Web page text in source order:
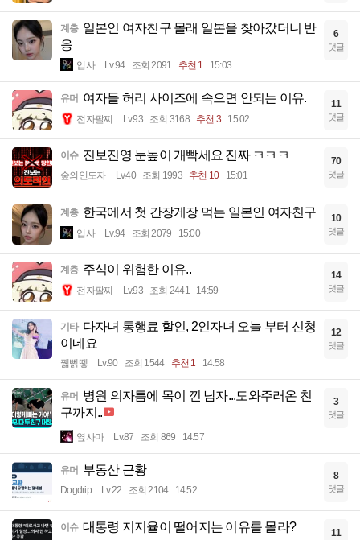
계층 일본인 여자친구 몰래 일본을 찾아갔더니 반
응
입사 Lv.94 조회 2091 추천 1 15:03
6
댓글
유머 여자들 허리 사이즈에 속으면 안되는 이유.
전자팔찌 Lv.93 조회 3168 추천 3 15:02
11
댓글
이슈 진보진영 눈높이 개빡세요 진짜 ㅋㅋㅋ
숲의인도자 Lv.40 조회 1993 추천 10 15:01
70
댓글
계층 한국에서 첫 간장게장 먹는 일본인 여자친구
입사 Lv.94 조회 2079 15:00
10
댓글
계층 주식이 위험한 이유..
전자팔찌 Lv.93 조회 2441 14:59
14
댓글
기타 다자녀 통행료 할인, 2인자녀 오늘 부터 신청
이네요
꿻뻵뗗 Lv.90 조회 1544 추천 1 14:58
12
댓글
유머 병원 의자틈에 목이 낀 남자...도와주러온 친
구까지..
옆사마 Lv.87 조회 869 14:57
3
댓글
유머 부동산 근황
Dogdrip Lv.22 조회 2104 14:52
8
댓글
이슈 대통령 지지율이 떨어지는 이유를 몰라? 11